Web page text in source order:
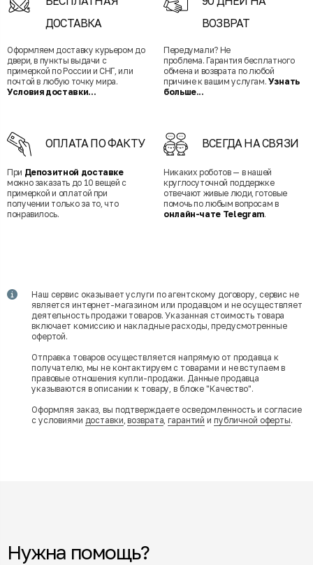
ДОСТАВКА
Оформляем доставку курьером до
двери, в пункты выдачи с
примеркой по России и СНГ, или
почтой в любую точку мира.
Условия доставки...
ВОЗВРАТ
Передумали? Не
проблема. Гарантия бесплатного
обмена и возврата по любой
причине к вашим услугам. Узнать
больше...
ОПЛАТА ПО ФАКТУ
При Депозитной доставке
можно заказать до 10 вещей с
примеркой и оплатой при
получении только за то, что
понравилось.
ВСЕГДА НА СВЯЗИ
Никаких роботов — в нашей
круглосуточной поддержке
отвечают живые люди, готовые
помочь по любым вопросам в
онлайн-чате Telegram.
Наш сервис оказывает услуги по агентскому договору, сервис не
является интернет-магазином или продавцом и не осуществляет
деятельность продажи товаров. Указанная стоимость товара
включает комиссию и накладные расходы, предусмотренные
офертой.
Отправка товаров осуществляется напрямую от продавца к
получателю, мы не контактируем с товарами и не вступаем в
правовые отношения купли-продажи. Данные продавца
указываются в описании к товару, в блоке "Качество".
Оформляя заказ, вы подтверждаете осведомленность и согласие
с условиями доставки,возврата,гарантий и публичной оферты.
Нужна помощь?